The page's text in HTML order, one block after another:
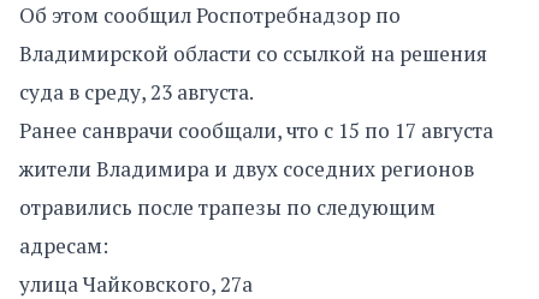
Об этом сообщил Роспотребнадзор по
Владимирской области со ссылкой на решения
суда в среду, 23 августа.
Ранее санврачи сообщали, что с 15 по 17 августа
жители Владимира и двух соседних регионов
отравились после трапезы по следующим
адресам:
улица Чайковского, 27а